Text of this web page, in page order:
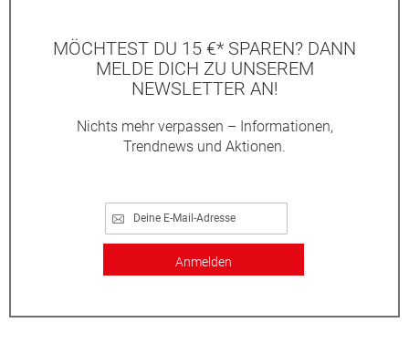
MÖCHTEST DU 15 €* SPAREN? DANN
MELDE DICH ZU UNSEREM
NEWSLETTER AN!
Nichts mehr verpassen – Informationen,
Trendnews und Aktionen.
Anmelden